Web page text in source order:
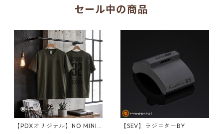
セール中の商品
【PDXオリジナル】NO MINI
【SEV】ラジエターBY